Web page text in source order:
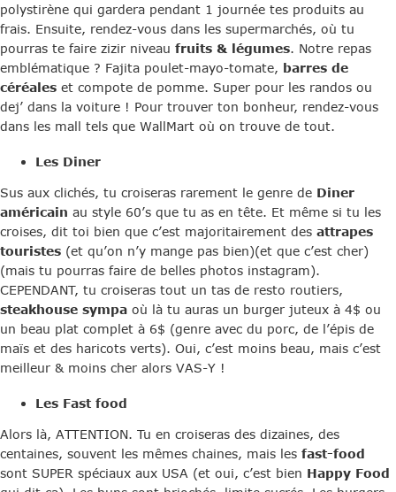
polystirène qui gardera pendant 1 journée tes produits au
frais. Ensuite, rendez-vous dans les supermarchés, où tu
pourras te faire zizir niveau fruits & légumes. Notre repas
emblématique ? Fajita poulet-mayo-tomate, barres de
céréales et compote de pomme. Super pour les randos ou
dej’ dans la voiture ! Pour trouver ton bonheur, rendez-vous
dans les mall tels que WallMart où on trouve de tout.
Les Diner
Sus aux clichés, tu croiseras rarement le genre de Diner
américain au style 60’s que tu as en tête. Et même si tu les
croises, dit toi bien que c’est majoritairement des attrapes
touristes (et qu’on n’y mange pas bien)(et que c’est cher)
(mais tu pourras faire de belles photos instagram).
CEPENDANT, tu croiseras tout un tas de resto routiers,
steakhouse sympa où là tu auras un burger juteux à 4$ ou
un beau plat complet à 6$ (genre avec du porc, de l’épis de
maïs et des haricots verts). Oui, c’est moins beau, mais c’est
meilleur & moins cher alors VAS-Y !
Les Fast food
Alors là, ATTENTION. Tu en croiseras des dizaines, des
centaines, souvent les mêmes chaines, mais les fast-food
sont SUPER spéciaux aux USA (et oui, c’est bien Happy Food